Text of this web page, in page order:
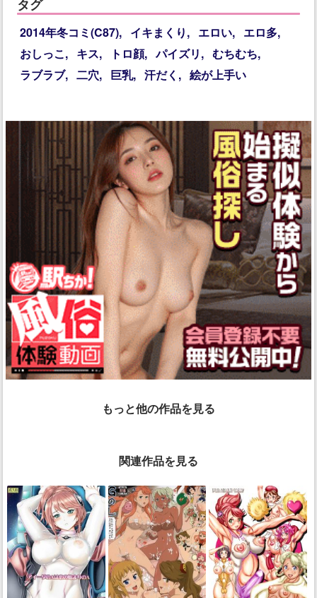
タグ
2014年冬コミ(C87) イキまくり エロい
エロ多
おしっこ
キス トロ顔 パイズリ
むちむち
ラブラブ
二穴 巨乳 汗だく 絵が上手い
もっと他の作品を見る
関連作品を見る